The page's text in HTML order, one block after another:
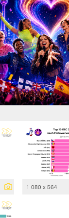
1 080 x 564